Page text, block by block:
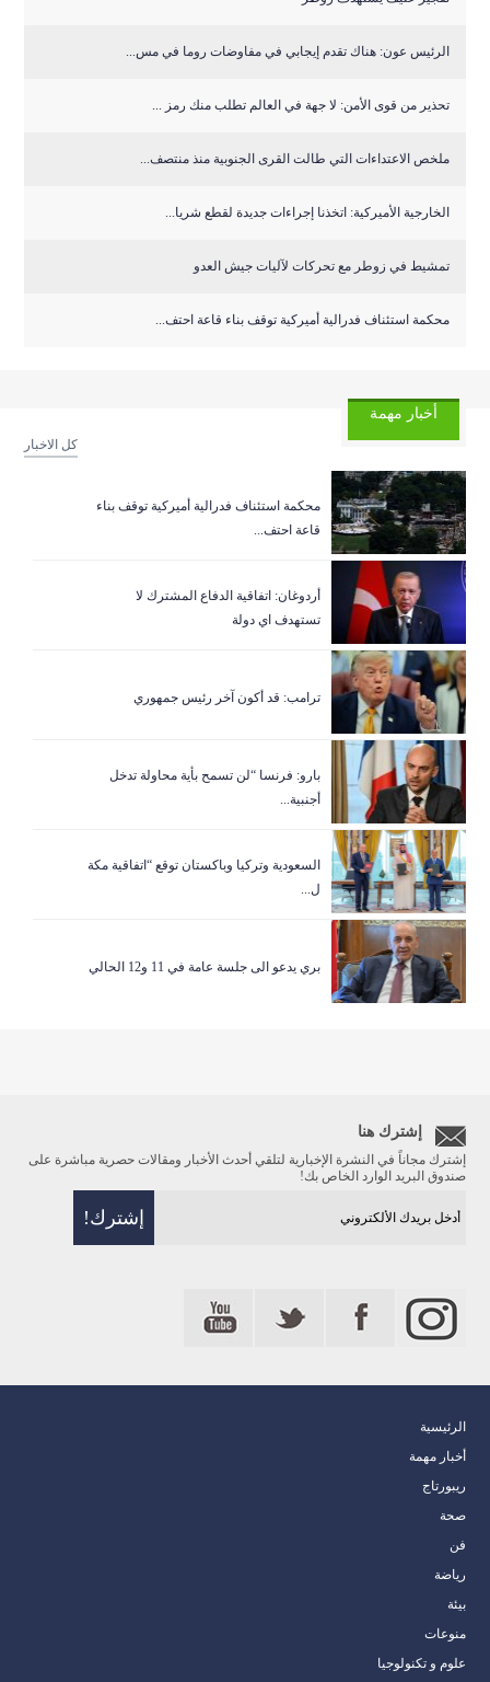
الرئيس عون: هناك تقدم إيجابي في مفاوضات روما في مس...
تحذير من قوى الأمن: لا جهة في العالم تطلب منك رمز ...
ملخص الاعتداءات التي طالت القرى الجنوبية منذ منتصف...
الخارجية الأميركية: اتخذنا إجراءات جديدة لقطع شريا...
تمشيط في زوطر مع تحركات لآليات جيش العدو
‏محكمة استئناف فدرالية أميركية توقف بناء قاعة احتف...
أخبار مهمة
كل الاخبار
‏محكمة استئناف فدرالية أميركية توقف بناء
قاعة احتف...
أردوغان: اتفاقية الدفاع المشترك لا
تستهدف اي دولة
ترامب: قد أكون آخر رئيس جمهوري
بارو: فرنسا “لن تسمح بأية محاولة تدخل
أجنبية...
السعودية وتركيا وباكستان توقع “اتفاقية مكة
ل...
بري يدعو الى جلسة عامة في 11 و12 الحالي
إشترك هنا
إشترك مجاناً في النشرة الإخبارية لتلقي أحدث الأخبار ومقالات حصرية مباشرة على
صندوق البريد الوارد الخاص بك!
الرئيسية
أخبار مهمة
ريبورتاج
صحة
فن
رياضة
بيئة
منوعات
علوم و تكنولوجيا